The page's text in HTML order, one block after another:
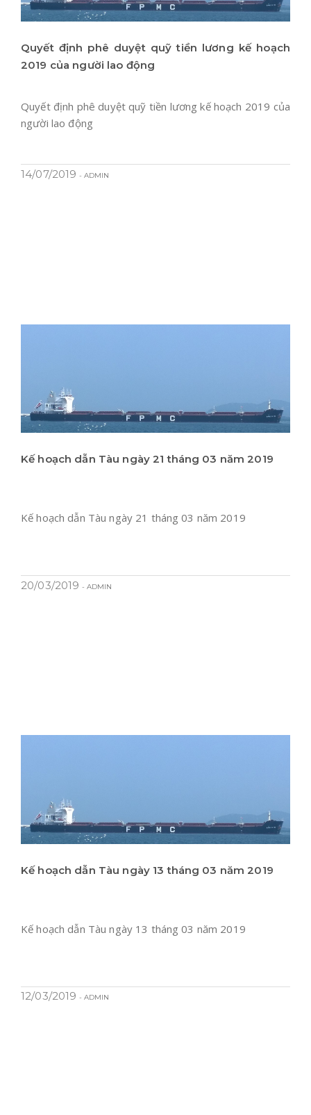
Quyết định phê duyệt quỹ tiền lương kế hoạch
2019 của người lao động
Quyết định phê duyệt quỹ tiền lương kế hoạch 2019 của
người lao động
14/07/2019 - ADMIN
Kế hoạch dẫn Tàu ngày 21 tháng 03 năm 2019
Kế hoạch dẫn Tàu ngày 21 tháng 03 năm 2019
20/03/2019 - ADMIN
Kế hoạch dẫn Tàu ngày 13 tháng 03 năm 2019
Kế hoạch dẫn Tàu ngày 13 tháng 03 năm 2019
12/03/2019 - ADMIN